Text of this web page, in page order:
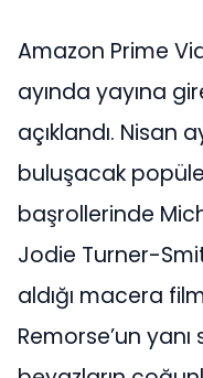
Amazon Prime
ayında yayına
açıklandı. Nisan
buluşacak
başrollerinde
Jodie Turner-
aldığı macera
Remorse’un yanı